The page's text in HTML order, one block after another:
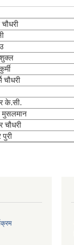
चौधरी
के.सी.
मुसलमान
चौधरी
पुरी